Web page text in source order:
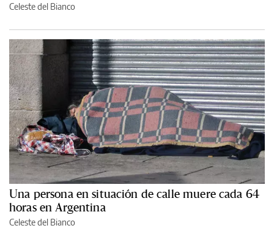
Celeste del Bianco
Una persona en situación de calle muere cada 64
horas en Argentina
Celeste del Bianco